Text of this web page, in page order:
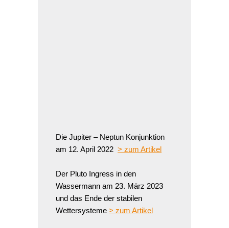
Die Jupiter – Neptun Konjunktion
am 12. April 2022 > zum Artikel
Der Pluto Ingress in den
Wassermann am 23. März 2023
und das Ende der stabilen
Wettersysteme > zum Artikel